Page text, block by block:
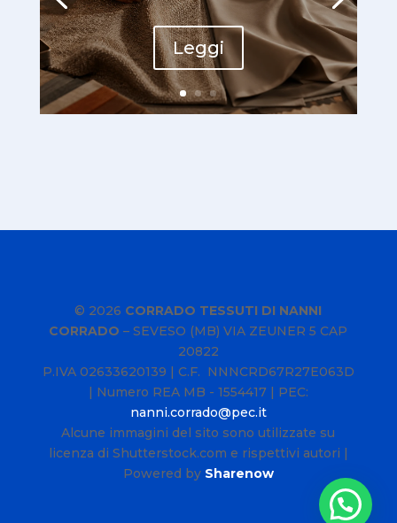
Leggi
© 2026 CORRADO TESSUTI DI NANNI
CORRADO –SEVESO (MB) VIA ZEUNER 5 CAP
20822
P.IVA 02633620139 | C.F. NNNCRD67R27E063D
| Numero REA MB - 1554417 | PEC:
nanni.corrado@pec.it
Alcune immagini del sito sono utilizzate su
licenza di Shutterstock.com e rispettivi autori |
Powered by Sharenow